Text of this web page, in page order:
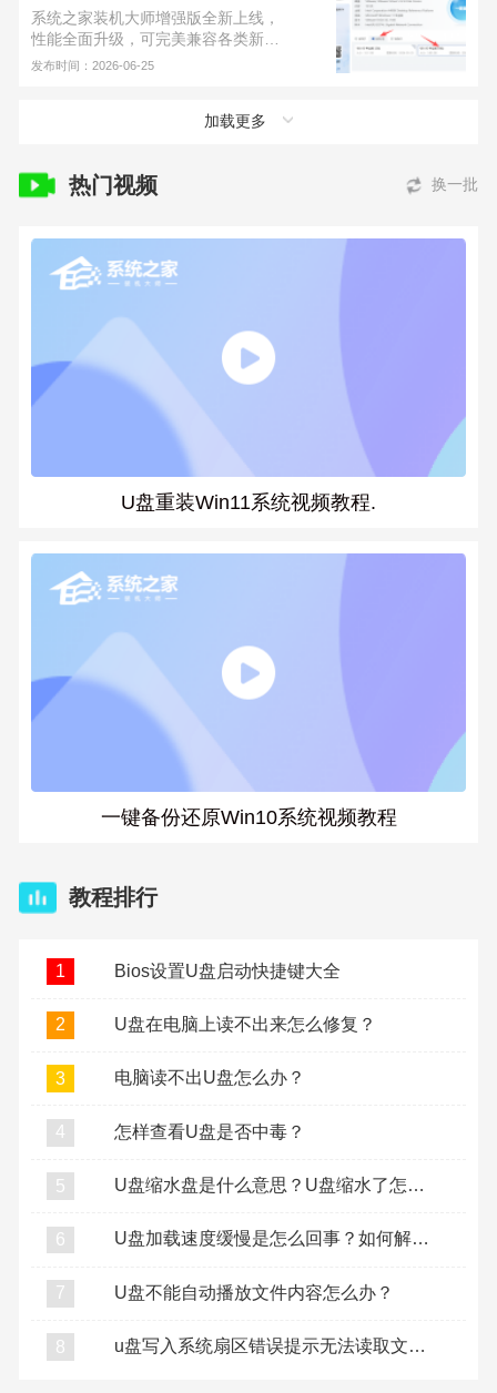
用！若安装出现问题，可联系系统之
家装机大师官方 QQ 群：
系统之家装机大师增强版全新上线，
性能全面升级，可完美兼容各类新旧
硬件，同时支持 UEFI、Legacy 双引
稳定，日常装系统省心又便捷。下面
发布时间：2026-06-25
加载更多
热门视频 换一批
U盘重装Win11系统视频教程.
一键备份还原Win10系统视频教程
教程排行
1 Bios设置U盘启动快捷键大全
2 U盘在电脑上读不出来怎么修复？
3 电脑读不出U盘怎么办？
4 怎样查看U盘是否中毒？
5 U盘缩水盘是什么意思？U盘缩水了怎么复原？
6 U盘加载速度缓慢是怎么回事？如何解决U盘加载缓慢？
7 U盘不能自动播放文件内容怎么办？
8 u盘写入系统扇区错误提示无法读取文件怎么办？